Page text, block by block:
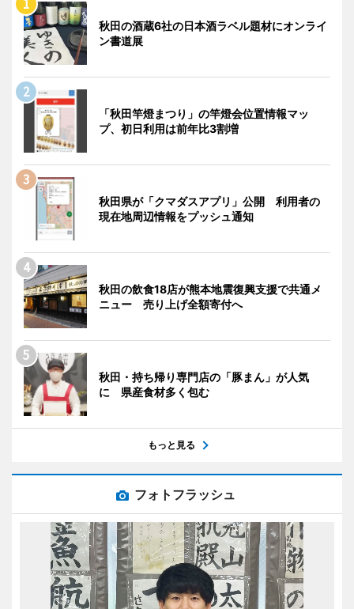
秋田の酒蔵6社の日本酒ラベル題材にオンライ
ン書道展
「秋田竿燈まつり」の竿燈会位置情報マッ
プ、初日利用は前年比3割増
秋田県が「クマダスアプリ」公開 利用者の
現在地周辺情報をプッシュ通知
秋田の飲食18店が熊本地震復興支援で共通メ
ニュー 売り上げ全額寄付へ
秋田・持ち帰り専門店の「豚まん」が人気
に 県産食材多く包む
もっと見る
フォトフラッシュ